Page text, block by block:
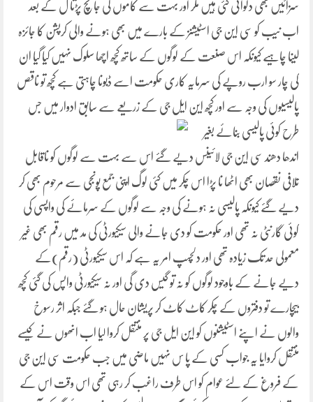
سزائیں بھی دلوائی گئی ہیں مگر اور بہت سے کاموں کی جانچ پڑتا ل کے بعد
اب نیب کو سی این جی اسٹیشنز کے بارے میں بھی ہونے والی کرپشن کا جائزہ
لینا چاہیے کیونکہ اس صنعت کے لوگوں کے ساتھ کچھ اچھا سلوک نہیں کیا گیا ان
کی چار سو ارب روپے کی سرمایہ کاری حکومت اسے ڈبونا چاہتی ہے کچھ تو ناقص
پالیسیوں کی وجہ سے اور کچھ این ایل جی کے زریعے سے سابق ادوار میں جس
طرح کوئی پالیسی بنائے بغیر
اندھا دھند سی این جی لائینس دیے گئے اس سے بہت سے لوگوں کو ناقابل
تلافی نقصان بھی اٹھا نا پڑا اس چکر میں کئی لوگ اپنی جمع پونجی سے مرحوم بھی کر
دیے گئے کیونکہ پالیسی نہ ہونے کی وجہ سے لوگوں کے سرمائے کی واپسی کی
کوئی گارنٹی نہ تھی اور حکومت کو دی جانے والی سیکیورٹی کی مد میں رقم بھی غیر
معمولی حد تک زیادہ تھی اور دلچسپ امر یہ ہے کہ اس سیکیورٹی (رقم)کے
دیے جانے کے باوجود لوگوں کو نہ تو گیس دی گی اور نہ سیکیورٹی واپس کی گئی کچھ
بیچارے تو دفتروں کے چکر کاٹ کاٹ کر پریشان حال ہو گئے جبکہ اثر رسوخ
والوں نے اپنے اسٹیشنوں کو این ایل جی پر منتقل کروا لیا اب انھوں نے کیسے
منتقل کروایا یہ جواب کسی کے پا س نہیں ماضی میں جب حکومت سی این جی
کے فروغ کے لئے عوام کو اس طرف راغب کر رہی تھی اس وقت اس کے